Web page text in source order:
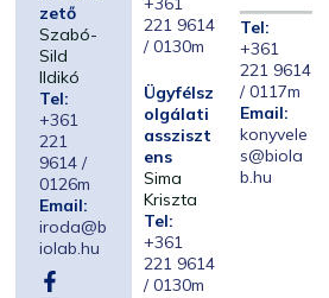
zető
Szabó-
Sild
Ildikó
Tel:
+361
221
9614 /
0126m
Email:
iroda@b
iolab.hu
221 9614
/ 0130m
Ügyfélsz
olgálati
assziszt
ens
Sima
Kriszta
Tel:
+361
221 9614
/ 0130m
Tel:
+361
221 9614
/ 0117m
Email:
konyvele
s@biola
b.hu